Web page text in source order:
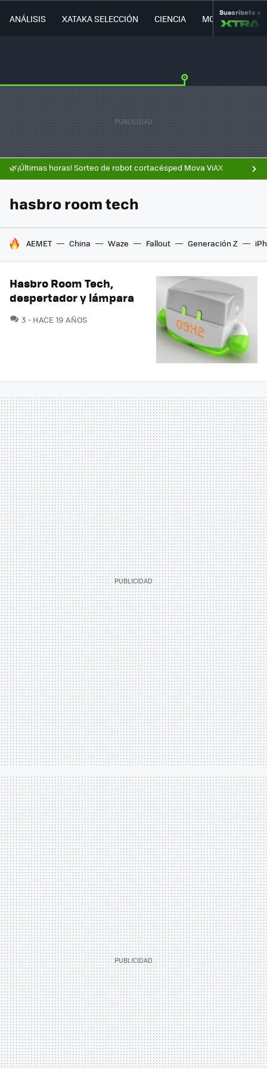
ANÁLISIS XATAKA SELECCIÓN CIENCIA MOVILIDAD
Suscríbete a
🌿¡Últimas horas! Sorteo de robot cortacésped Mova ViAX
hasbro room tech
HOY SE HABLA DE
AEMET China Waze Fallout Generación Z
Hasbro Room Tech,
despertador y lámpara
3 COMENTARIOS
HACE 19 AÑOS